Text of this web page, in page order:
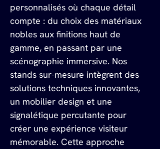
personnalisés où chaque détail
compte : du choix des matériaux
nobles aux finitions haut de
gamme, en passant par une
scénographie immersive. Nos
stands sur-mesure intègrent des
solutions techniques innovantes,
un mobilier design et une
signalétique percutante pour
créer une expérience visiteur
mémorable. Cette approche